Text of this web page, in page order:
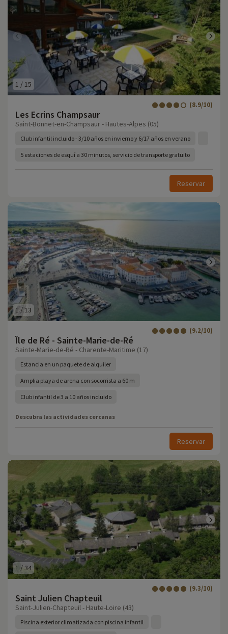
1 / 15
Les Ecrins Champsaur
(8.9/10)
Saint-Bonnet-en-Champsaur - Hautes-Alpes (05)
Club infantil incluido - 3/10 años en invierno y 6/17 años en verano
5 estaciones de esquí a 30 minutos, servicio de transporte gratuito
Reservar
1 /13
Île de Ré - Sainte-Marie-de-Ré
(9.2/10)
Sainte-Marie-de-Ré - Charente-Maritime (17)
Estancia en un paquete de alquiler
Amplia playa de arena con socorrista a 60 m
Club infantil de 3 a 10 años incluido
Descubra las actividades cercanas
Reservar
1 /34
Saint Julien Chapteuil
(9.3/10)
Saint-Julien-Chapteuil - Haute-Loire (43)
Piscina exterior climatizada con piscina infantil